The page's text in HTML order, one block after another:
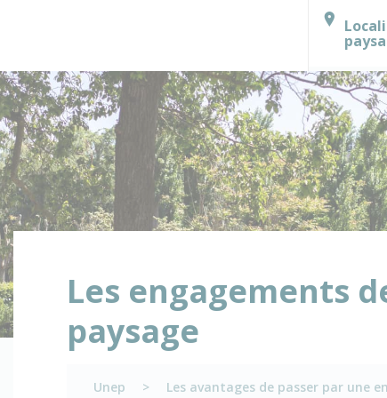
Les engagements
paysage
Unep > Les avantages de passer par une